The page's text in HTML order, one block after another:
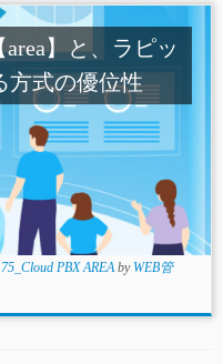
】と、ラピッ
方式の優位性
75_Cloud PBX AREAby WEB管